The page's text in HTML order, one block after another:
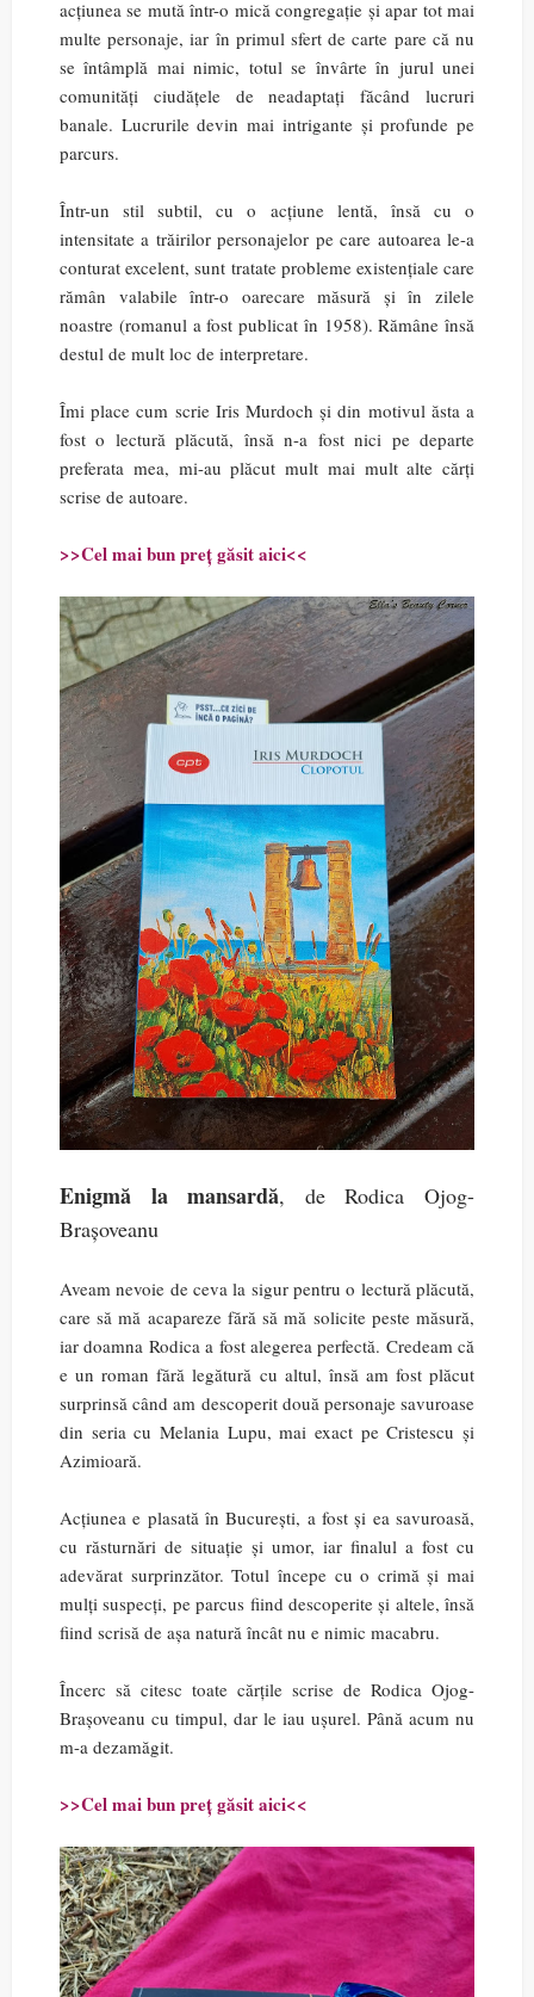
acțiunea se mută într-o mică congregație și apar tot mai
multe personaje, iar în primul sfert de carte pare că nu
se întâmplă mai nimic, totul se învârte în jurul unei
comunități ciudățele de neadaptați făcând lucruri
banale. Lucrurile devin mai intrigante și profunde pe
parcurs.
Într-un stil subtil, cu o acțiune lentă, însă cu o
intensitate a trăirilor personajelor pe care autoarea le-a
conturat excelent, sunt tratate probleme existențiale care
rămân valabile într-o oarecare măsură și în zilele
noastre (romanul a fost publicat în 1958). Rămâne însă
destul de mult loc de interpretare.
Îmi place cum scrie Iris Murdoch și din motivul ăsta a
fost o lectură plăcută, însă n-a fost nici pe departe
preferata mea, mi-au plăcut mult mai mult alte cărți
scrise de autoare.
>>Cel mai bun preț găsit aici<<
Enigmă la mansardă, de Rodica Ojog-
Brașoveanu
Aveam nevoie de ceva la sigur pentru o lectură plăcută,
care să mă acapareze fără să mă solicite peste măsură,
iar doamna Rodica a fost alegerea perfectă. Credeam că
e un roman fără legătură cu altul, însă am fost plăcut
surprinsă când am descoperit două personaje savuroase
din seria cu Melania Lupu, mai exact pe Cristescu și
Azimioară.
Acțiunea e plasată în București, a fost și ea savuroasă,
cu răsturnări de situație și umor, iar finalul a fost cu
adevărat surprinzător. Totul începe cu o crimă și mai
mulți suspecți, pe parcus fiind descoperite și altele, însă
fiind scrisă de așa natură încât nu e nimic macabru.
Încerc să citesc toate cărțile scrise de Rodica Ojog-
Brașoveanu cu timpul, dar le iau ușurel. Până acum nu
m-a dezamăgit.
>>Cel mai bun preț găsit aici<<